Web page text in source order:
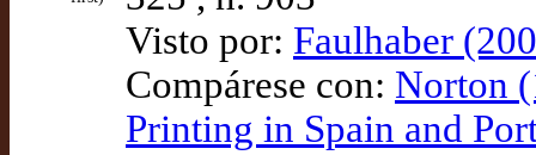
Visto por: Faulhaber
Compárese con: Norton
Printing in Spain and